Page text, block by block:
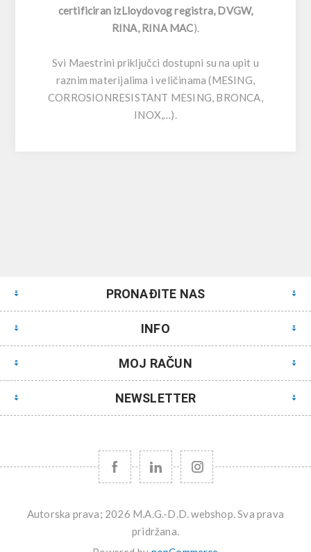
certificiran izLloydovog registra, DVGW,
RINA, RINA MAC).
Svi Maestrini priključci dostupni su na upit u
raznim materijalima i veličinama (MESING,
CORROSIONRESISTANT MESING, BRONCA,
INOX,…).
PRONAĐITE NAS
INFO
MOJ RAČUN
NEWSLETTER
Autorska prava; 2026 M.A.G.-D.D. webshop. Sva prava
pridržana.